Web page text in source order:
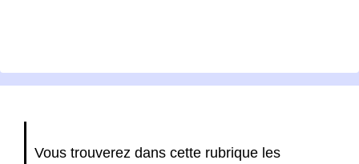
Vous trouverez dans cette rubrique les